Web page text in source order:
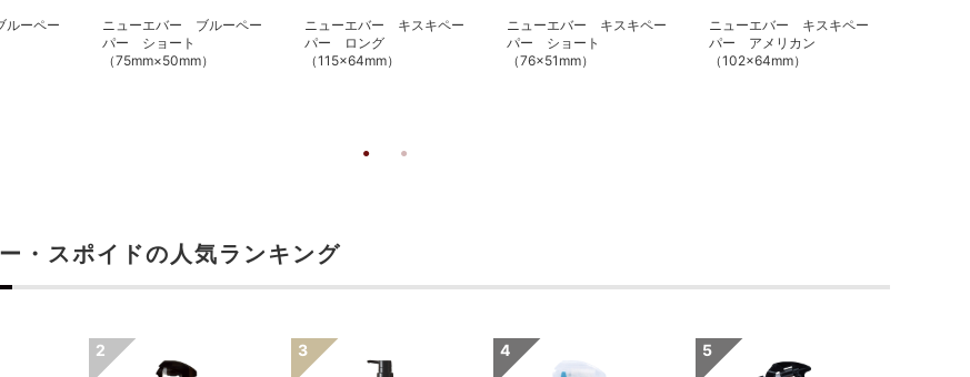
ーペー
ニューエバー ブルーペー
パー ショート
（75mm×50mm）
ニューエバー キスキペー
パー ロング
（115×64mm）
ニューエバー キスキペー
パー ショート
（76×51mm）
ニューエバー キスキペー
パー アメリカン
（102×64mm）
・スポイドの人気ランキング